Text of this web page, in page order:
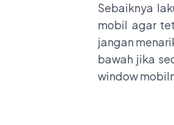
Sebaiknya
mobil agar
jangan
bawah jika
window